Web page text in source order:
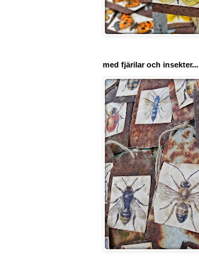
med fjärilar och insekter...